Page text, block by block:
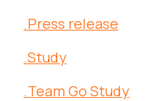
.Press release
.Study
.Team Go Study